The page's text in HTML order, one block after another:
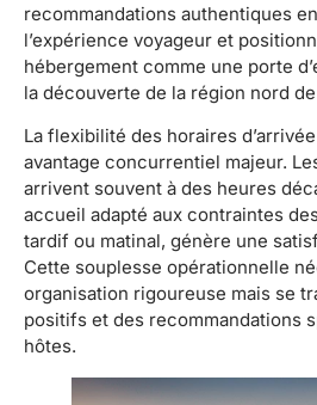
recommandations authentiques
l’expérience voyageur et
hébergement comme une porte
la découverte de la région nord
La flexibilité des horaires
avantage concurrentiel majeur.
arrivent souvent à des heures
accueil adapté aux contraintes
tardif ou matinal, génère une
Cette souplesse opérationnelle
organisation rigoureuse mais se
positifs et des recommandations
hôtes.